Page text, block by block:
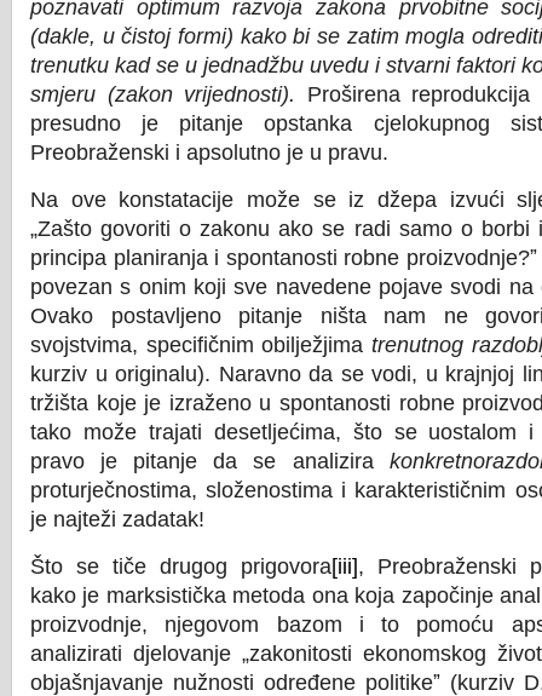
poznavati optimum razvoja zakona prvobitne
(dakle, u čistoj formi) kako bi se zatim mogla
trenutku kad se u jednadžbu uvedu i stvarni faktori
smjeru (zakon vrijednosti). Proširena
presudno je pitanje opstanka cjelokupnog
Preobraženski i apsolutno je u pravu.
Na ove konstatacije može se iz džepa izvući
„Zašto govoriti o zakonu ako se radi samo o borbi
principa planiranja i spontanosti robne
povezan s onim koji sve navedene pojave svodi
Ovako postavljeno pitanje ništa nam ne
svojstvima, specifičnim obilježjimatrenutnog
kurziv u originalu). Naravno da se vodi, u krajnjoj
tržišta koje je izraženo u spontanosti robne
tako može trajati desetljećima, što se uostalom
pravo je pitanje da se analizira
proturječnostima, složenostima i karakterističnim
je najteži zadatak!
Što se tiče drugog prigovora[iii], Preobraženski
kako je marksistička metoda ona koja započinje
proizvodnje, njegovom bazom i to pomoću
analizirati djelovanje „zakonitosti ekonomskog
objašnjavanje nužnosti određene politikeˮ (kurziv